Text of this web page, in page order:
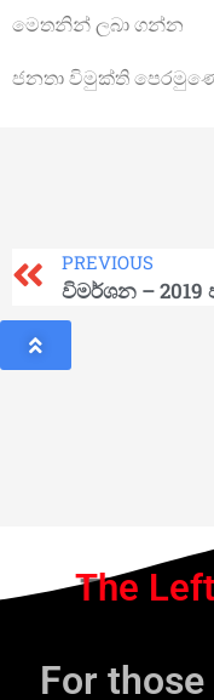
මෙතනින් ලබා ගන්න
ජනතා විමුක්ති පෙරමුණේ
PREVIOUS
The
For